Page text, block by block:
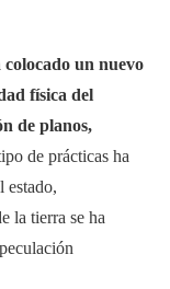
un nuevo
física del
de planos,
de prácticas ha
estado,
la tierra se ha